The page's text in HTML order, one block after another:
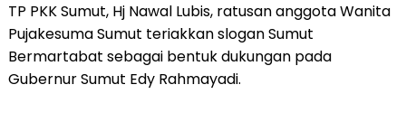
TP PKK Sumut, Hj Nawal Lubis, ratusan anggota Wanita
Pujakesuma Sumut teriakkan slogan Sumut
Bermartabat sebagai bentuk dukungan pada
Gubernur Sumut Edy Rahmayadi.